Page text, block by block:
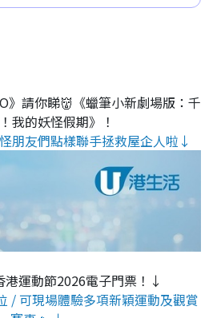
》請你睇👹《蠟筆小新劇場版：千
我的妖怪假期》！
朋友們點樣聯手拯救屋企人啦↓
運動節2026電子門票！↓
/ 可現場體驗多項新穎運動及觀賞